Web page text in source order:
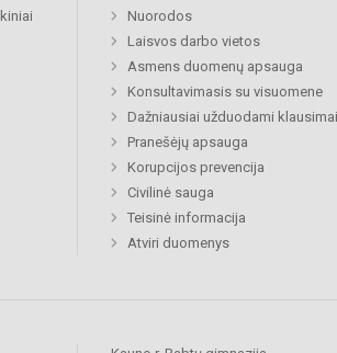
Nuorodos
Laisvos darbo vietos
Asmens duomenų apsauga
Konsultavimasis su visuomene
Dažniausiai užduodami klausimai
Pranešėjų apsauga
Korupcijos prevencija
Civilinė sauga
Teisinė informacija
Atviri duomenys